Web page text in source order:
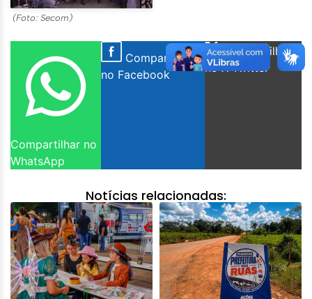
(Foto: Secom)
Compartilhar no
WhatsApp
Compartilhar
no Facebook
Compartilhar
no X Twitter
Notícias relacionadas: